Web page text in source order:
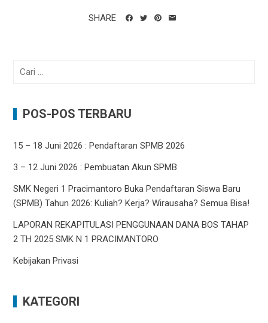
SHARE
Cari
POS-POS TERBARU
15 – 18 Juni 2026 : Pendaftaran SPMB 2026
3 – 12 Juni 2026 : Pembuatan Akun SPMB
SMK Negeri 1 Pracimantoro Buka Pendaftaran Siswa Baru
(SPMB) Tahun 2026: Kuliah? Kerja? Wirausaha? Semua Bisa!
LAPORAN REKAPITULASI PENGGUNAAN DANA BOS TAHAP
2 TH 2025 SMK N 1 PRACIMANTORO
Kebijakan Privasi
KATEGORI